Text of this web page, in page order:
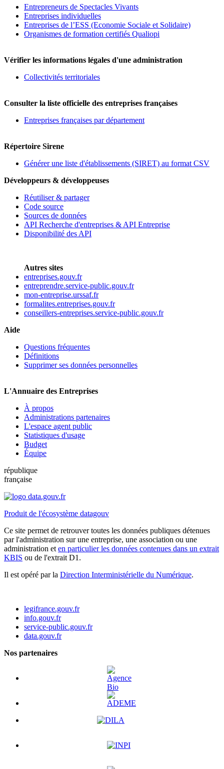
Entrepreneurs de Spectacles Vivants
Entreprises individuelles
Entreprises de l’ESS (Economie Sociale et Solidaire)
Organismes de formation certifiés Qualiopi
Vérifier les informations légales d'une administration
Collectivités territoriales
Consulter la liste officielle des entreprises françaises
Entreprises françaises par département
Répertoire Sirene
Générer une liste d'établissements (SIRET) au format CSV
Développeurs & développeuses
Réutiliser & partager
Code source
Sources de données
API Recherche d'entreprises & API Entreprise
Disponibilité des API
Autres sites
entreprises.gouv.fr
entreprendre.service-public.gouv.fr
mon-entreprise.urssaf.fr
formalites.entreprises.gouv.fr
conseillers-entreprises.service-public.gouv.fr
Aide
Questions fréquentes
Définitions
Supprimer ses données personnelles
L'Annuaire des Entreprises
À propos
Administrations partenaires
L'espace agent public
Statistiques d'usage
Budget
Équipe
république
française
Produit de l'écosystème datagouv
Ce site permet de retrouver toutes les données publiques détenues
par l'administration sur une entreprise, une association ou une
administration et en particulier les données contenues dans un extrait
KBIS ou de l'extrait D1.
Il est opéré par la Direction Interministérielle du Numérique.
legifrance.gouv.fr
info.gouv.fr
service-public.gouv.fr
data.gouv.fr
Nos partenaires